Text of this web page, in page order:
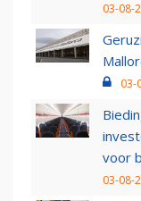
03-08-
03-
voor
03-08-